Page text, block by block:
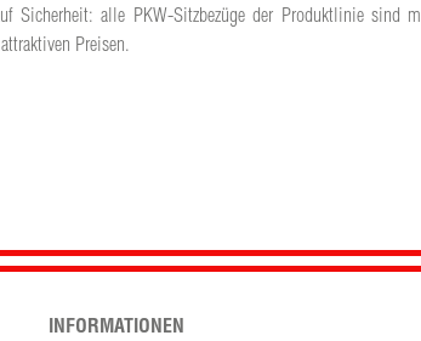
Sicherheit: alle PKW-Sitzbezüge der Produktlinie sind
Preisen.
INFORMATIONEN